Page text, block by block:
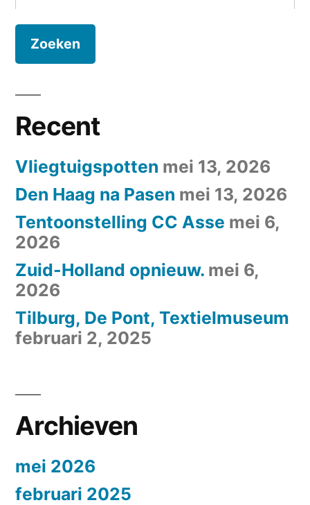
naar:
Recent
Vliegtuigspotten mei 13, 2026
Den Haag na Pasen mei 13, 2026
Tentoonstelling CC Asse mei 6,
2026
Zuid-Holland opnieuw. mei 6,
2026
Tilburg, De Pont, Textielmuseum
februari 2, 2025
Archieven
mei 2026
februari 2025